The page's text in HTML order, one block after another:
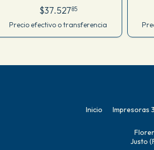
1.75_1KG-3301010465
$37.52785
Precio efectivo o transferencia
Inicio Impresoras
Justo